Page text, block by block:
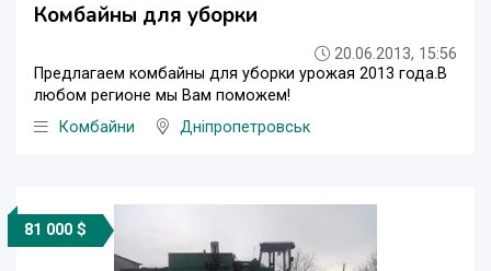
Комбайны для уборки
20.06.2013, 15:56
Предлагаем комбайны для уборки урожая 2013 года.В
любом регионе мы Вам поможем!
Комбайни
Дніпропетровськ
81 000 $